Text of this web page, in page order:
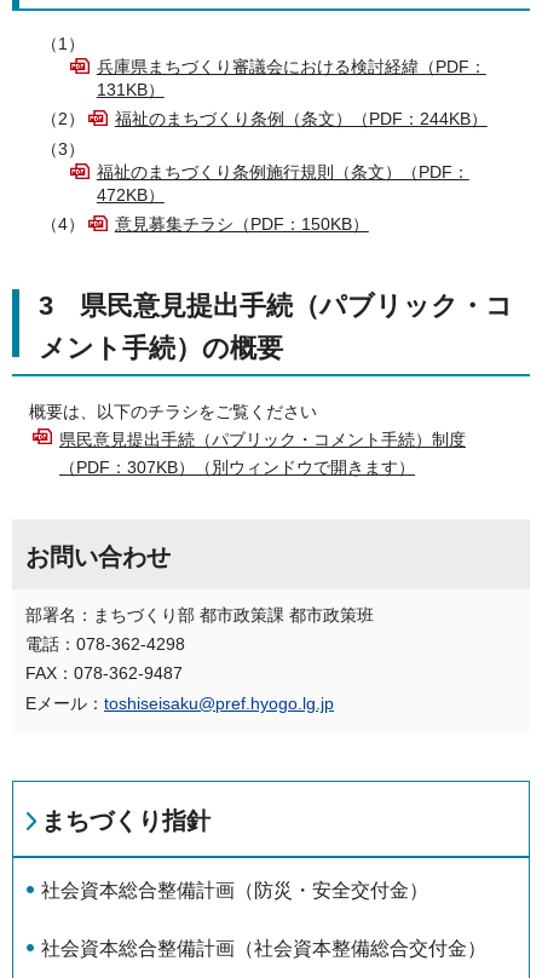
（1）
兵庫県まちづくり審議会における検討経緯（PDF：
131KB）
（2）
福祉のまちづくり条例（条文）（PDF：244KB）
（3）
福祉のまちづくり条例施行規則（条文）（PDF：
472KB）
（4）
意見募集チラシ（PDF：150KB）
3 県民意見提出手続（パブリック・コ
メント手続）の概要
概要は、以下のチラシをご覧ください
県民意見提出手続（パブリック・コメント手続）制度
（PDF：307KB）（別ウィンドウで開きます）
お問い合わせ
部署名：まちづくり部 都市政策課 都市政策班
電話：078-362-4298
FAX：078-362-9487
Eメール： toshiseisaku@pref.hyogo.lg.jp
まちづくり指針
社会資本総合整備計画（防災・安全交付金）
社会資本総合整備計画（社会資本整備総合交付金）